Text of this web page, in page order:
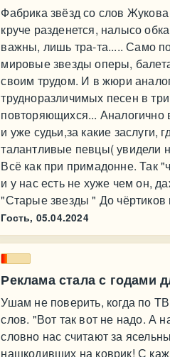
Фабрика звёзд со слов
круче разденется, налысо
важны, лишь тра-та..... Само
мировые звезды оперы,
своим трудом. И в жюри
трудноразличимых песен в
повторяющихся... Аналогично
и уже судьи,за какие
талантливые певцы( увидели
Всё как при примадонне. Так
и у нас есть не хуже чем он,
"Старые звезды " До чёртиков
Гость, 05.04.2024
Реклама стала с годами
Ушам не поверить, когда по
слов. "Вот так вот не надо. А
словно нас считают за
нашкодивших на коврик! С